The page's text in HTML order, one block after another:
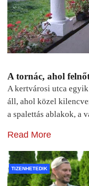
A tornác, ahol
A kertvárosi utca
áll, ahol közel
a spalettás ablakok, a
Read More
TIZENHETEDIK